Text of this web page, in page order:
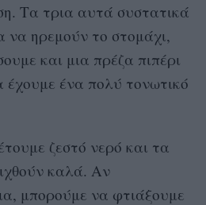
Τα τρια αυτά συστατικά
να ηρεμούν το στομάχι,
και μια πρέζα πιπέρι
έχουμε ένα πολύ τονωτικό
ζεστό νερό και τα
καλά. Αν
μπορούμε να φτιάξουμε